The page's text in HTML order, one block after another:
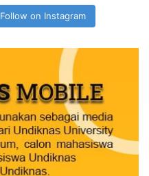
Follow on Instagram